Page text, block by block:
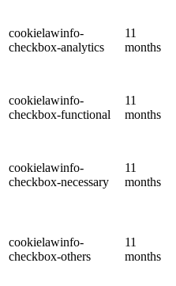
cookielawinfo-
checkbox-analytics
11
months
cookielawinfo-
checkbox-functional
11
months
cookielawinfo-
checkbox-necessary
11
months
cookielawinfo-
checkbox-others
11
months